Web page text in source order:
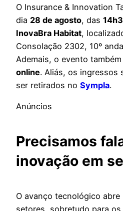
O Insurance & Innovation
dia 28 de agosto, das
InovaBra Habitat,
Consolação 2302, 10º
Ademais, o evento
online. Aliás, os ingressos
ser retirados no Sympla.
Anúncios
Precisamos
inovação em
O avanço tecnológico